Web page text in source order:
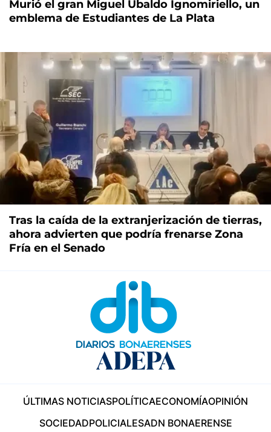
Murió el gran Miguel Ubaldo Ignomiriello, un
emblema de Estudiantes de La Plata
Tras la caída de la extranjerización de tierras,
ahora advierten que podría frenarse Zona
Fría en el Senado
ÚLTIMAS NOTICIASPOLÍTICAECONOMÍAOPINIÓN
SOCIEDADPOLICIALESADN BONAERENSE